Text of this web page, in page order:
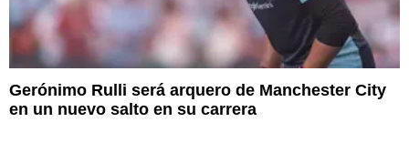
Gerónimo Rulli será arquero de Manchester City
en un nuevo salto en su carrera